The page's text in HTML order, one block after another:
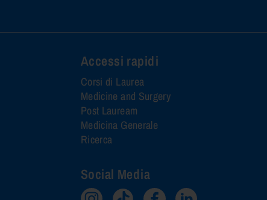
Accessi rapidi
Corsi di Laurea
Medicine and Surgery
Post Lauream
Medicina Generale
Ricerca
Social Media